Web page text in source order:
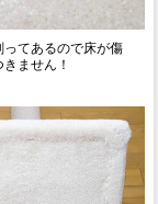
ってあるので床が傷
きません！